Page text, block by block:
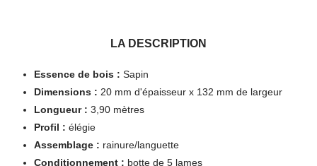
LA DESCRIPTION
Essence de bois : Sapin
Dimensions : 20 mm d'épaisseur x 132 mm de largeur
Longueur : 3,90 mètres
Profil : élégie
Assemblage : rainure/languette
Conditionnement : botte de 5 lames